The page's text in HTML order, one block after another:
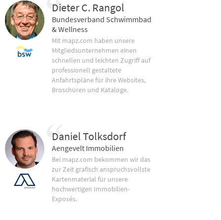
Dieter C. Rangol
Bundesverband Schwimmbad
& Wellness
Mit mapz.com haben unsere
Mitgliedsunternehmen einen
schnellen und leichten Zugriff auf
professionell gestaltete
Anfahrtspläne für ihre Websites,
Broschüren und Kataloge.
Daniel Tolksdorf
Aengevelt Immobilien
Bei mapz.com bekommen wir das
zur Zeit grafisch anspruchsvollste
Kartenmaterial für unsere
hochwertigen Immobilien-
Exposés.